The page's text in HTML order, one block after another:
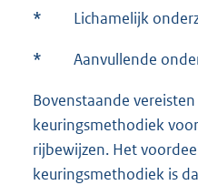
* Lichamelijk
* Aanvullende
Bovenstaande
keuringsmethodiek
rijbewijzen. Het
keuringsmethodiek is